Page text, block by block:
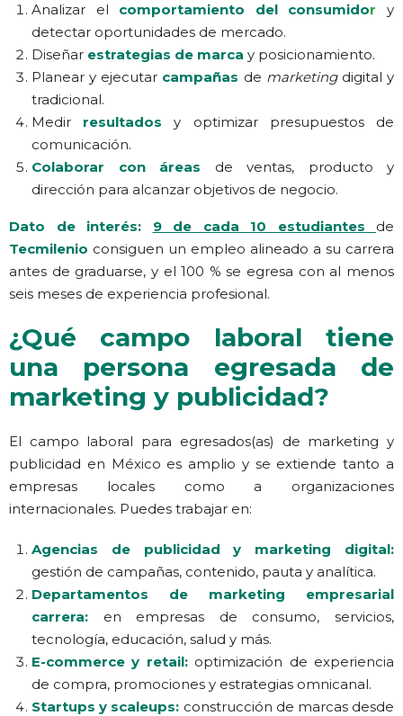
Analizar el comportamiento del consumidor y
detectar oportunidades de mercado.
Diseñar estrategias de marca y posicionamiento.
Planear y ejecutar campañas de marketingdigital y
tradicional.
Medir resultados y optimizar presupuestos de
comunicación.
Colaborar con áreas de ventas, producto y
dirección para alcanzar objetivos de negocio.
Dato de interés: 9 de cada 10 estudiantes
de
Tecmilenio consiguen un empleo alineado a su carrera
antes de graduarse, y el 100 % se egresa con al menos
seis meses de experiencia profesional.
¿Qué campo laboral tiene
una persona egresada de
marketing y publicidad?
El campo laboral para egresados(as) de marketing y
publicidad en México es amplio y se extiende tanto a
empresas locales como a organizaciones
internacionales. Puedes trabajar en:
Agencias de publicidad y marketing digital:
gestión de campañas, contenido, pauta y analítica.
Departamentos de marketing empresarial
carrera: en empresas de consumo, servicios,
tecnología, educación, salud y más.
E-commerce y retail:optimización de experiencia
de compra, promociones y estrategias omnicanal.
Startups y scaleups: construcción de marcas desde